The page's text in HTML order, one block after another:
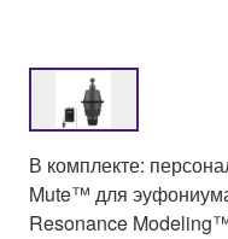
В комплекте:
Mute™ для
Resonance